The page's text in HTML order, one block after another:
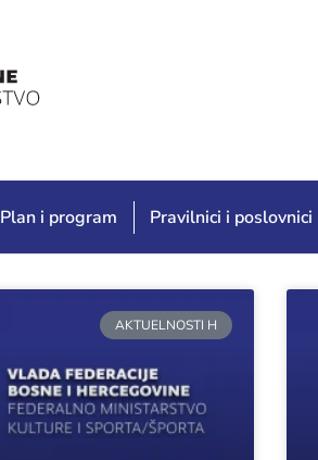
Plan i program Pravilnici i poslovnici
AKTUELNOSTI H